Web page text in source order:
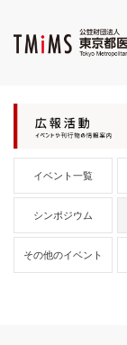
イベント一覧
シンポジウム
その他のイベント